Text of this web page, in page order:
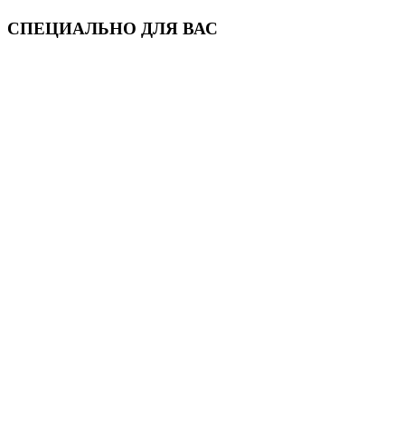
СПЕЦИАЛЬНО ДЛЯ ВАС